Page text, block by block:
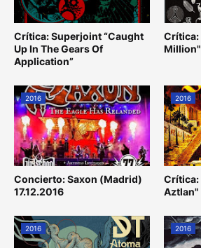
Crítica: Superjoint “Caught
Up In The Gears Of
Application”
Crítica:
Million"
2016
Concierto: Saxon (Madrid)
17.12.2016
2016
Crítica:
Aztlan"
2016 2016